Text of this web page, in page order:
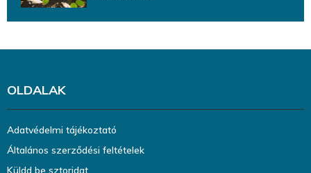
OLDALAK
Adatvédelmi tájékoztató
Általános szerződési feltételek
Küldd be sztoridat